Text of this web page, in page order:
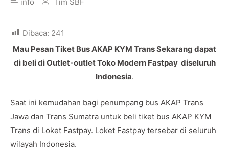
Dibaca: 241
Mau Pesan Tiket Bus AKAP KYM Trans Sekarang dapat
di beli di Outlet-outlet Toko Modern Fastpay diseluruh
Indonesia.
Saat ini kemudahan bagi penumpang bus AKAP Trans
Jawa dan Trans Sumatra untuk beli tiket bus AKAP KYM
Trans di Loket Fastpay. Loket Fastpay tersebar di seluruh
wilayah Indonesia.